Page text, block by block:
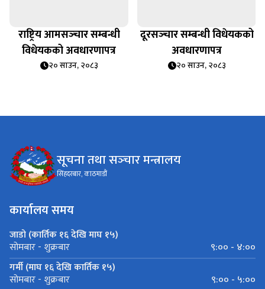
राष्ट्रिय आमसञ्‍चार सम्बन्धी
विधेयकको अवधारणापत्र
२० साउन, २०८३
दूरसञ्‍चार सम्बन्धी विधेयकको
अवधारणापत्र
२० साउन, २०८३
सूचना तथा सञ्‍चार मन्त्रालय
सिंहदरबार, काठमाडौं
कार्यालय समय
जाडो (कार्तिक १६ देखि माघ १५)
सोमबार - शुक्रबार
९:०० - ४:००
गर्मी (माघ १६ देखि कार्तिक १५)
सोमबार - शुक्रबार ९:०० - ५:००